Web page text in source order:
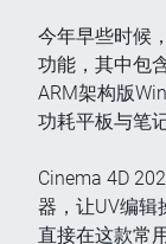
今年早些时候
功能，其中包
ARM架构版
功耗平板与笔
Cinema 4D
器，让UV编辑
直接在这款常